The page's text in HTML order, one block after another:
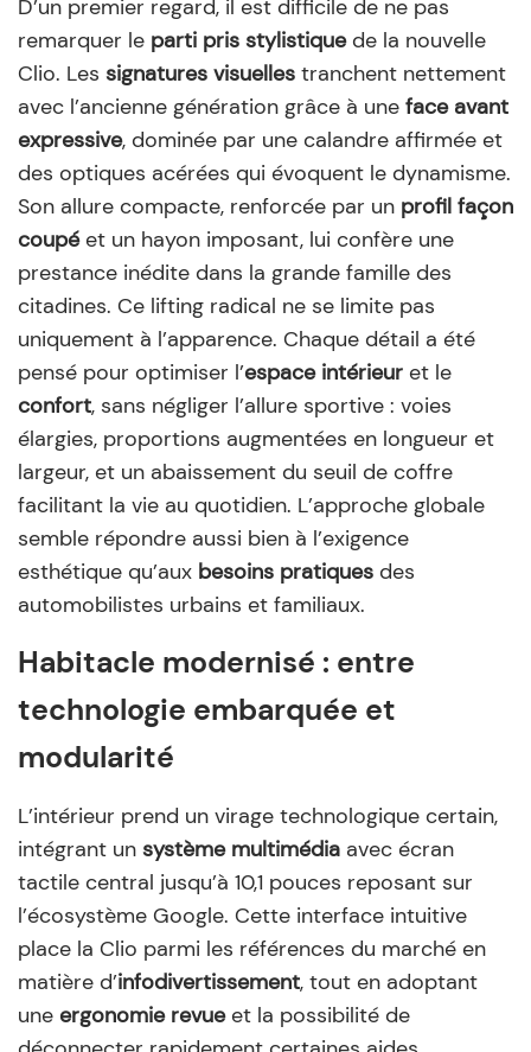
D’un premier regard, il est difficile de ne pas
remarquer le parti pris stylistiquede la nouvelle
Clio. Les signatures visuelles tranchent nettement
avec l’ancienne génération grâce à une face avant
expressive, dominée par une calandre affirmée et
des optiques acérées qui évoquent le dynamisme.
Son allure compacte, renforcée par un profil façon
coupéet un hayon imposant, lui confère une
prestance inédite dans la grande famille des
citadines. Ce lifting radical ne se limite pas
uniquement à l’apparence. Chaque détail a été
pensé pour optimiser l’espace intérieur et le
confort, sans négliger l’allure sportive : voies
élargies, proportions augmentées en longueur et
largeur, et un abaissement du seuil de coffre
facilitant la vie au quotidien. L’approche globale
semble répondre aussi bien à l’exigence
esthétique qu’aux besoins pratiques des
automobilistes urbains et familiaux.
Habitacle modernisé : entre
technologie embarquée et
modularité
L’intérieur prend un virage technologique certain,
intégrant un système multimédia avec écran
tactile central jusqu’à 10,1 pouces reposant sur
l’écosystème Google. Cette interface intuitive
place la Clio parmi les références du marché en
matière d’infodivertissement, tout en adoptant
une ergonomie revueet la possibilité de